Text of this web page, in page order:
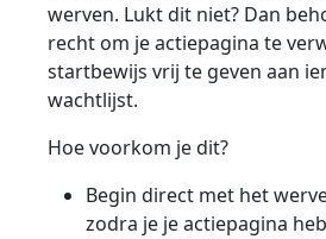
werven. Lukt dit niet? Dan
recht om je actiepagina te
startbewijs vrij te geven aan
wachtlijst.
Hoe voorkom je dit?
Begin direct met het
zodra je je actiepagina